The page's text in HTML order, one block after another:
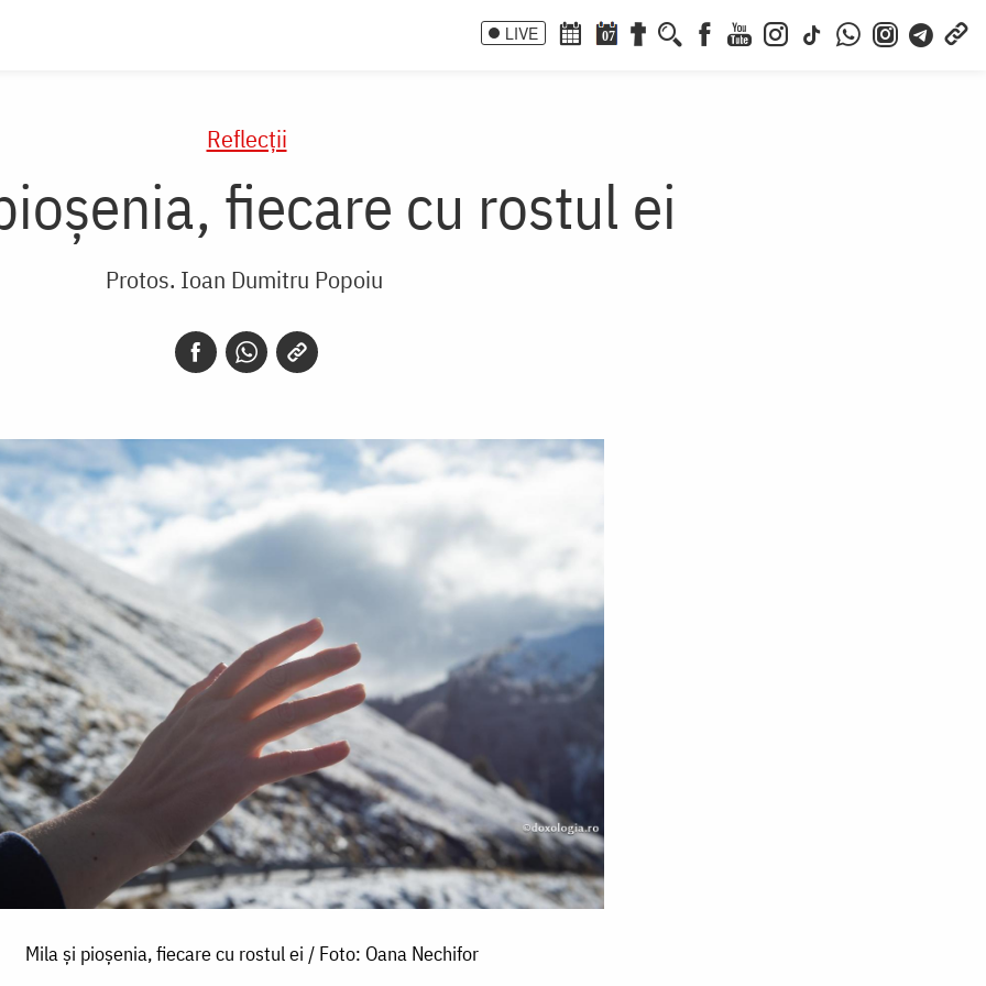
LIVE 07
Reflecții
fiecare cu rostul ei
Protos. Ioan Dumitru Popoiu
Mila și pioșenia, fiecare cu rostul ei / Foto: Oana Nechifor